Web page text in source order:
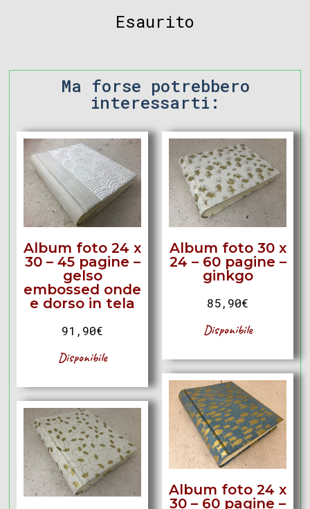
Esaurito
Ma forse potrebbero
interessarti:
Album foto 24 x
30 – 45 pagine –
gelso
embossed onde
e dorso in tela
91,90€
Disponibile
Album foto 30 x
24 – 60 pagine –
ginkgo
85,90€
Disponibile
Album foto 24 x
30 – 60 pagine –